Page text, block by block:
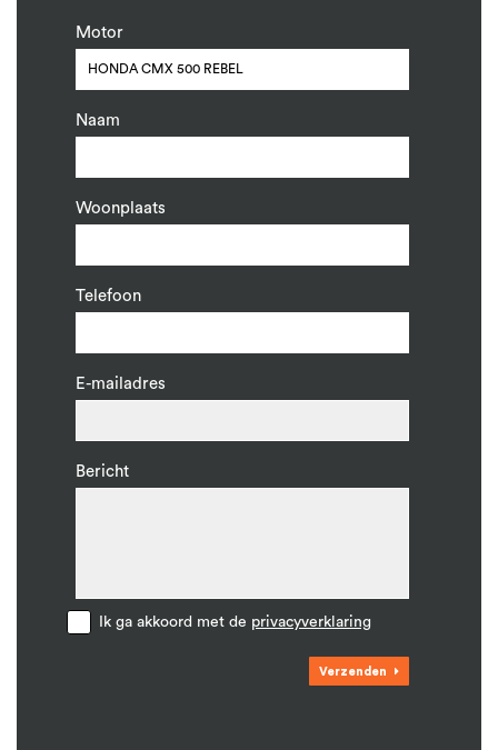
Motor
Naam
Woonplaats
Telefoon
E-mailadres
Bericht
Ik ga akkoord met de privacyverklaring
Verzenden